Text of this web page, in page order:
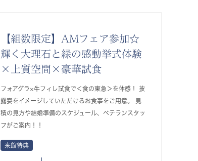
【組数限定】AMフェア参加☆
輝く大理石と緑の感動挙式体験
×上質空間×豪華試食
フォアグラ×牛フィレ試食で＜食の東急＞を体感！ 披
露宴をイメージしていただけるお食事をご用意。 見
積の見方や結婚準備のスケジュール、ベテランスタッ
フがご案内！！
来館特典